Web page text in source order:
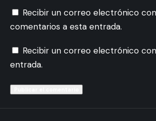
Recibir un correo electrónico
comentarios a esta entrada.
Recibir un correo electrónico
entrada.